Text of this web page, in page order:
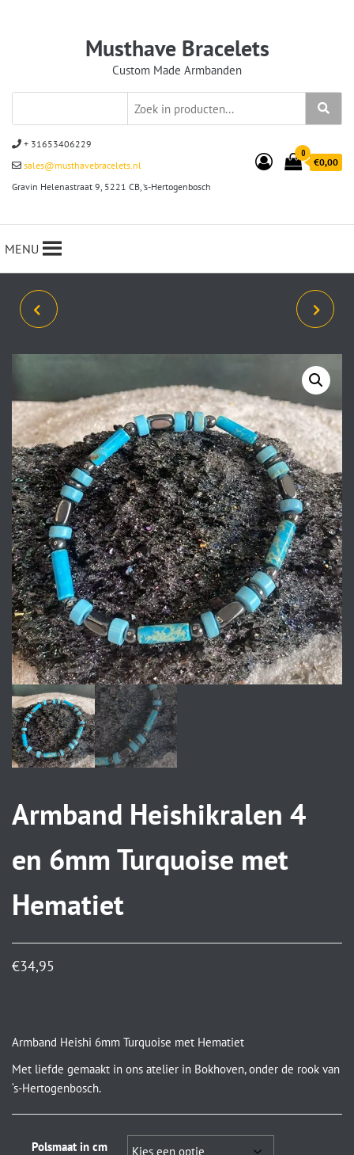
Musthave Bracelets
Custom Made Armbanden
+ 31653406229
sales@musthavebracelets.nl
Gravin Helenastraat 9, 5221 CB, ‘s-Hertogenbosch
0
€0,00
MENU
AGAAT MET RVS SPACERS BLAUW/TIJGEROOG BRUIN
MET HEMATIET
Armband Heishikralen 4
en 6mm Turquoise met
Hematiet
€34,95
Armband Heishi 6mm Turquoise met Hematiet
Met liefde gemaakt in ons atelier in Bokhoven, onder de rook van
‘s-Hertogenbosch.
Polsmaat in cm